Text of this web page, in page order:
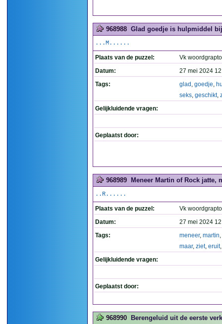
968988 Glad goedje is hulpmiddel
...M......
Plaats van de puzzel:
Vk
Datum:
27 mei 2024
Tags:
glad , goedje,
seks, geschikt,
Gelijkluidende vragen:
Geplaatst door:
968989 Meneer Martin of Rock jatte,
..R......
Plaats van de puzzel:
Vk
Datum:
27 mei 2024
Tags:
meneer, martin,
maar, ziet, eruit
Gelijkluidende vragen:
Geplaatst door:
968990 Berengeluid uit de eerste